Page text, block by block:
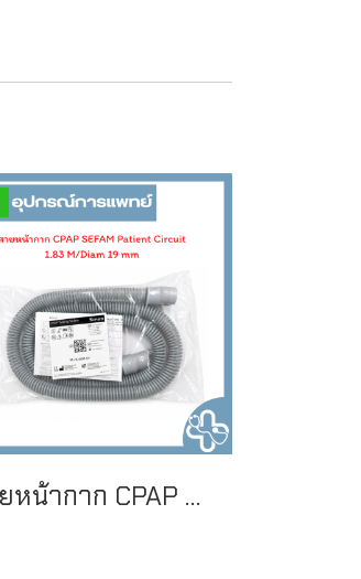
สายหน้ากาก CPAP SEFAM Patient Circuit 1.83 M / Diameter 19 mm